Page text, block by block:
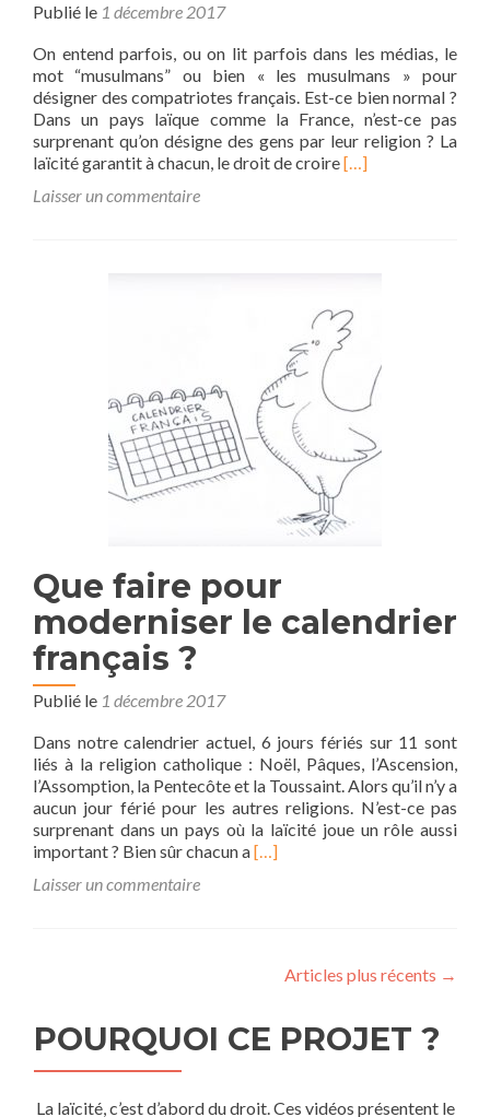
Publié le 1 décembre 2017
On entend parfois, ou on lit parfois dans les médias, le
mot “musulmans” ou bien « les musulmans » pour
désigner des compatriotes français. Est-ce bien normal ?
Dans un pays laïque comme la France, n’est-ce pas
surprenant qu’on désigne des gens par leur religion ? La
laïcité garantit à chacun, le droit de croireEn
s’appeler
entre
“musulmans”,
“juifs”,
“catholiques”
[…]
Laisser un commentaire
Que faire pour
moderniser le calendrier
français ?
Publié le 1 décembre 2017
Dans notre calendrier actuel, 6 jours fériés sur 11 sont
liés à la religion catholique : Noël, Pâques, l’Ascension,
l’Assomption, la Pentecôte et la Toussaint. Alors qu’il n’y a
aucun jour férié pour les autres religions. N’est-ce pas
surprenant dans un pays où la laïcité joue un rôle aussi
important ? Bien sûr chacun aEn
moderniser
calendrier
français
[…]
Laisser un commentaire
Articles plus récents →
POURQUOI CE PROJET ?
La laïcité,c’est d’abord du droit. Ces vidéos présentent le